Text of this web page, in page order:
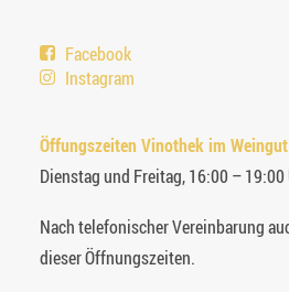
Facebook
Instagram
Öffungszeiten Vinothek im
Dienstag und Freitag, 16:00 – 19:00
Nach telefonischer Vereinbarung
dieser Öffnungszeiten.